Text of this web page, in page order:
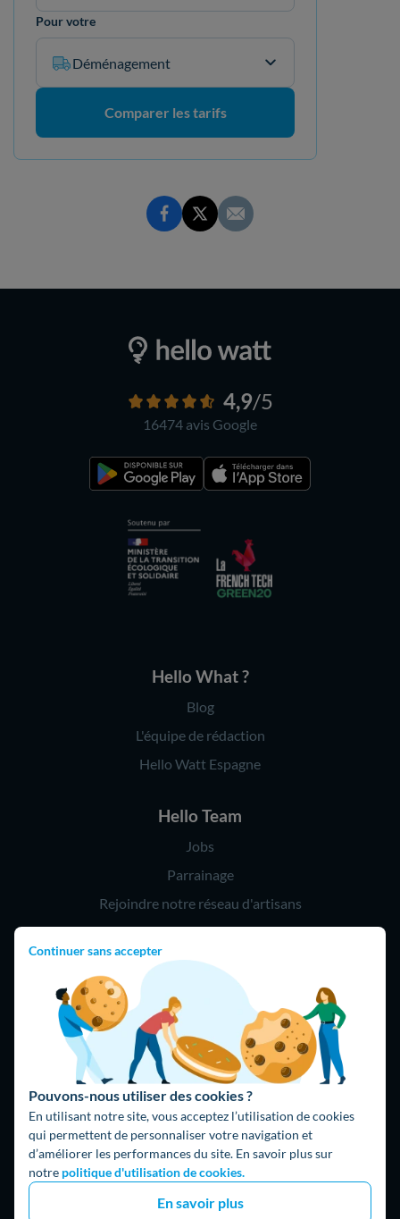
Continuer sans accepter
Pouvons-nous utiliser des cookies ?
En utilisant notre site, vous acceptez l’utilisation de cookies
qui permettent de personnaliser votre navigation et
d’améliorer les performances du site. En savoir plus sur
notre politique d'utilisation de cookies.
En savoir plus
Pour votre
Déménagement
Comparer les tarifs
4,9/5
16474 avis Google
Hello What ?
Blog
L'équipe de rédaction
Hello Watt Espagne
Hello Team
Jobs
Parrainage
Rejoindre notre réseau d'artisans
09 75 18 60 60
(8h-21h)
75018 Paris
Fait avec ⚡ par Hello Watt
© 2026 Hello Watt |CGU|Mentions légales